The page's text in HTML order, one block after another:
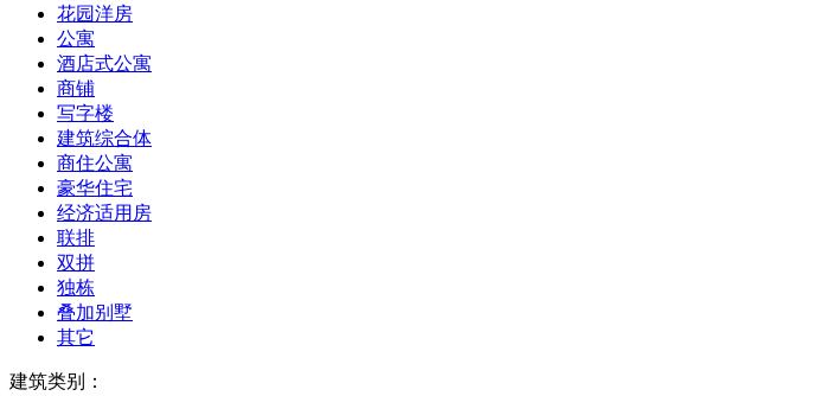
花园洋房
公寓
酒店式公寓
商铺
写字楼
建筑综合体
商住公寓
豪华住宅
经济适用房
联排
双拼
独栋
叠加别墅
其它
建筑类别：